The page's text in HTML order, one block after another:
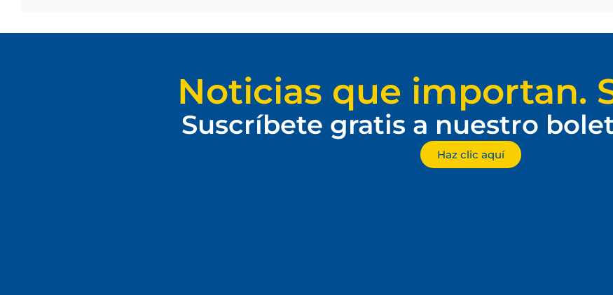
Noticias que importan.
Suscríbete gratis a nuestro
Haz clic aquí